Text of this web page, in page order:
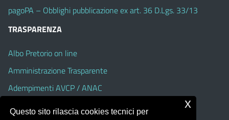
pagoPA – Obblighi pubblicazione ex art. 36 D.Lgs. 33/13
TRASPARENZA
Albo Pretorio on line
Amministrazione Trasparente
Adempimenti AVCP / ANAC
Questo sito rilascia cookies tecnici per
x